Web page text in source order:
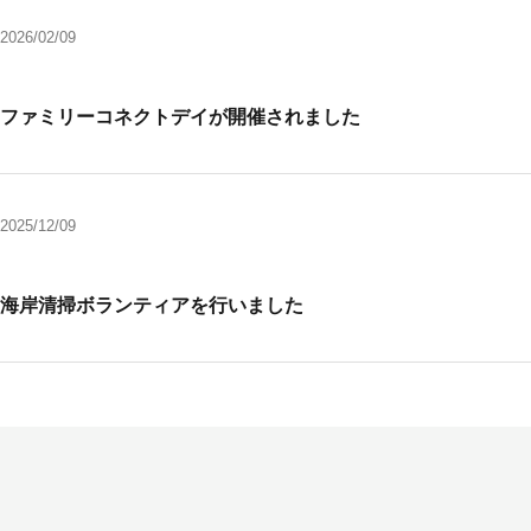
2026/02/09
ファミリーコネクトデイが開催されました
2025/12/09
海岸清掃ボランティアを行いました